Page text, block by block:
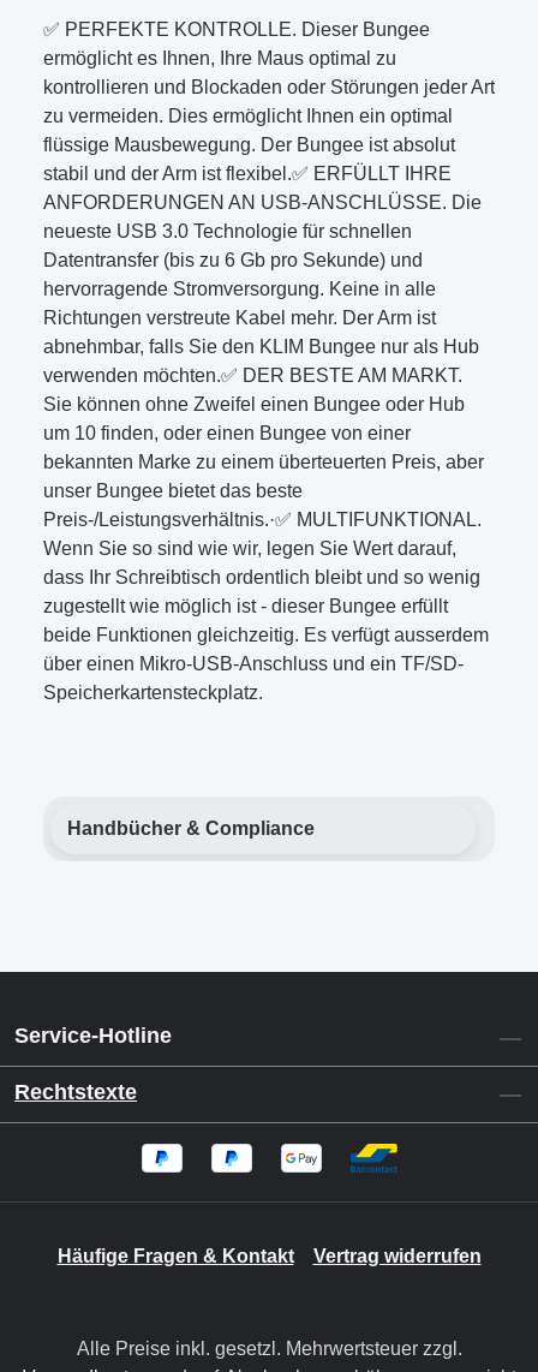
✅ PERFEKTE KONTROLLE. Dieser Bungee
ermöglicht es Ihnen, Ihre Maus optimal zu
kontrollieren und Blockaden oder Störungen jeder Art
zu vermeiden. Dies ermöglicht Ihnen ein optimal
flüssige Mausbewegung. Der Bungee ist absolut
stabil und der Arm ist flexibel.✅ ERFÜLLT IHRE
ANFORDERUNGEN AN USB-ANSCHLÜSSE. Die
neueste USB 3.0 Technologie für schnellen
Datentransfer (bis zu 6 Gb pro Sekunde) und
hervorragende Stromversorgung. Keine in alle
Richtungen verstreute Kabel mehr. Der Arm ist
abnehmbar, falls Sie den KLIM Bungee nur als Hub
verwenden möchten.✅ DER BESTE AM MARKT.
Sie können ohne Zweifel einen Bungee oder Hub
um 10 finden, oder einen Bungee von einer
bekannten Marke zu einem überteuerten Preis, aber
unser Bungee bietet das beste
Preis-/Leistungsverhältnis.·✅ MULTIFUNKTIONAL.
Wenn Sie so sind wie wir, legen Sie Wert darauf,
dass Ihr Schreibtisch ordentlich bleibt und so wenig
zugestellt wie möglich ist - dieser Bungee erfüllt
beide Funktionen gleichzeitig. Es verfügt ausserdem
über einen Mikro-USB-Anschluss und ein TF/SD-
Speicherkartensteckplatz.
Handbücher & Compliance
Service-Hotline
Rechtstexte
Häufige Fragen & Kontakt Vertrag widerrufen
Alle Preise inkl. gesetzl. Mehrwertsteuer zzgl.